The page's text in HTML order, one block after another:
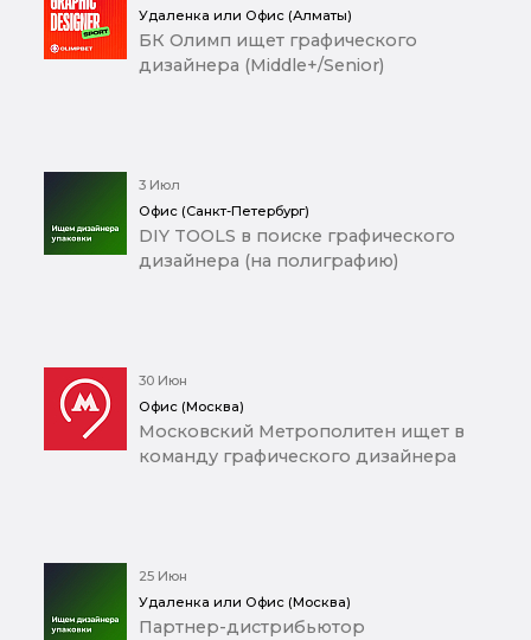
Удаленка или Офис (Алматы)
БК Олимп ищет графического
дизайнера (Middle+/Senior)
3 Июл
Офис (Санкт-Петербург)
DIY TOOLS в поиске графического
дизайнера (на полиграфию)
30 Июн
Офис (Москва)
Московский Метрополитен ищет в
команду графического дизайнера
25 Июн
Удаленка или Офис (Москва)
Партнер-дистрибьютор